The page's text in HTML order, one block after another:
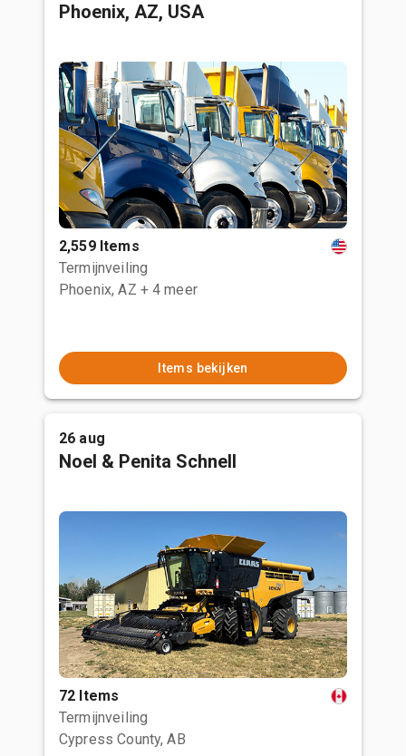
Phoenix, AZ, USA
2,559 Items
Termijnveiling
Phoenix, AZ + 4 meer
Items bekijken
26 aug
Noel & Penita Schnell
72 Items
Termijnveiling
Cypress County, AB